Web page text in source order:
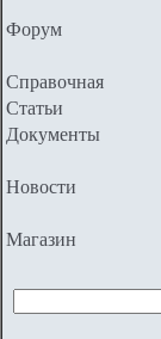
Форум
Справочная
Статьи
Документы
Новости
Магазин